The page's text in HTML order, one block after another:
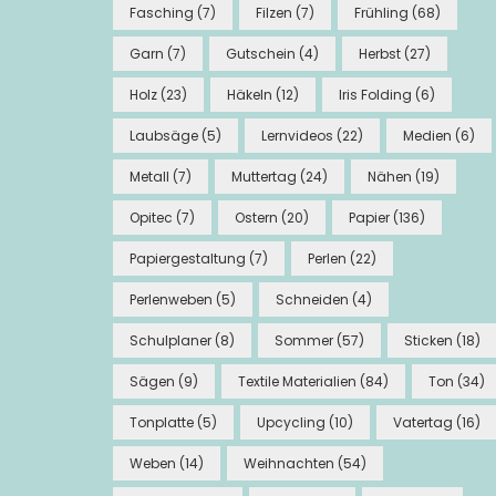
Fasching (7) Filzen (7) Frühling (68)
Garn (7) Gutschein (4) Herbst (27)
Holz (23) Häkeln (12) Iris Folding (6)
Laubsäge (5) Lernvideos (22) Medien (6)
Metall (7) Muttertag (24) Nähen (19)
Opitec (7) Ostern (20) Papier (136)
Papiergestaltung (7) Perlen (22)
Perlenweben (5) Schneiden (4)
Schulplaner (8) Sommer (57) Sticken (18)
Sägen (9) Textile Materialien (84) Ton (34)
Tonplatte (5) Upcycling (10) Vatertag (16)
Weben (14) Weihnachten (54)